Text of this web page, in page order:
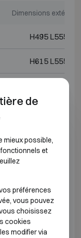
Dimensions
H495 L555
H615 L555
H816 L555
H1295 L765
de
mieux possible,
et
préférences
vous pouvez
choisissez
cookies
modifier via